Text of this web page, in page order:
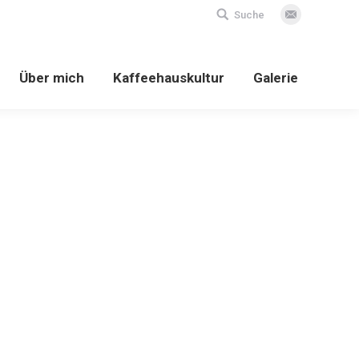
Search:
Suche
E-
Über mich Kaffeehauskultur Galerie